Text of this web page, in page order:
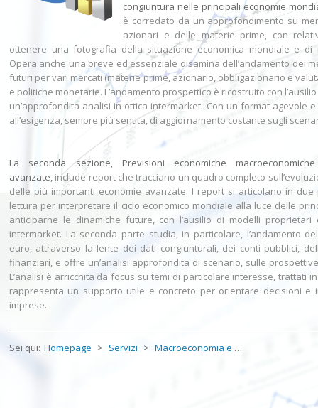
congiuntura nelle principali economie
è corredato da un approfondimento su
azionari e delle materie prime, con
ottenere una fotografia della situazione economica mondiale e di
Opera anche una breve ed essenziale disamina dell’andamento dei
futuri per vari mercati (materie prime, azionario, obbligazionario e
e politiche monetarie. L’andamento prospettico è ricostruito con
un’approfondita analisi in ottica intermarket. Con un format agevole
all’esigenza, sempre più sentita, di aggiornamento costante sugli
La seconda sezione, Previsioni economiche
avanzate,include report che tracciano un quadro completo
delle più importanti economie avanzate. I report si articolano in
lettura per interpretare il ciclo economico mondiale alla luce delle
anticiparne le dinamiche future, con l’ausilio di modelli
intermarket. La seconda parte studia, in particolare, l’andamento
euro, attraverso la lente dei dati congiunturali, dei conti pubblici,
finanziari, e offre un’analisi approfondita di scenario, sulle
L’analisi è arricchita da focus su temi di particolare interesse, trattati
rappresenta un supporto utile e concreto per orientare decisioni e
imprese.
Sei qui: Homepage > Servizi > Macroeconomia e prevision...